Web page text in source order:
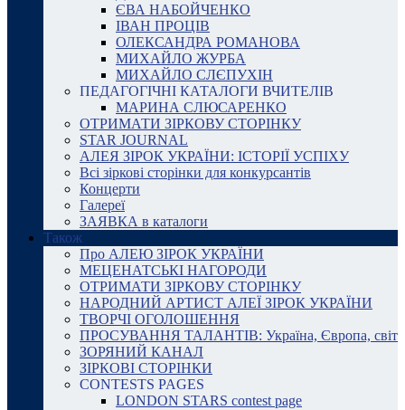
ЄВА НАБОЙЧЕНКО
ІВАН ПРОЦІВ
ОЛЕКСАНДРА РОМАНОВА
МИХАЙЛО ЖУРБА
МИХАЙЛО СЛЄПУХІН
ПЕДАГОГІЧНІ КАТАЛОГИ ВЧИТЕЛІВ
МАРИНА СЛЮСАРЕНКО
ОТРИМАТИ ЗІРКОВУ СТОРІНКУ
STAR JOURNAL
АЛЕЯ ЗІРОК УКРАЇНИ: ІСТОРІЇ УСПІХУ
Всі зіркові сторінки для конкурсантів
Концерти
Галереї
ЗАЯВКА в каталоги
Також
Про АЛЕЮ ЗІРОК УКРАЇНИ
МЕЦЕНАТСЬКІ НАГОРОДИ
ОТРИМАТИ ЗІРКОВУ СТОРІНКУ
НАРОДНИЙ АРТИСТ АЛЕЇ ЗІРОК УКРАЇНИ
ТВОРЧІ ОГОЛОШЕННЯ
ПРОСУВАННЯ ТАЛАНТІВ: Україна, Європа, світ
ЗОРЯНИЙ КАНАЛ
ЗІРКОВІ СТОРІНКИ
CONTESTS PAGES
LONDON STARS contest page